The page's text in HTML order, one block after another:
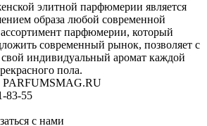
элитной парфюмерии является
образа любой современной
парфюмерии, который
современный рынок, позволяет с
свой индивидуальный аромат каждой
пола.
83-55
с нами